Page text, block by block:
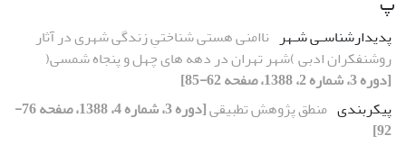
پدیدارشناسـی شـهر ناامنی هستی شناختیِ زندگی شهری در آثار
روشنفکران ادبی )شهر تهران در دهه های چهل و پنجاه شمسی(
[دوره 3، شماره 2، 1388، صفحه 62-85]
پیکربندی منطق پژوهش تطبیقی
[دوره 3، شماره 4، 1388، صفحه 76-
92]